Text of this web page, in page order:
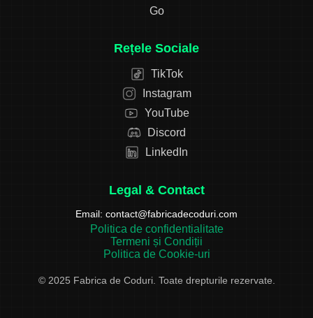
Go
Rețele Sociale
TikTok
Instagram
YouTube
Discord
LinkedIn
Legal & Contact
Email: contact@fabricadecoduri.com
Politica de confidentialitate
Termeni și Condiții
Politica de Cookie-uri
© 2025 Fabrica de Coduri. Toate drepturile rezervate.